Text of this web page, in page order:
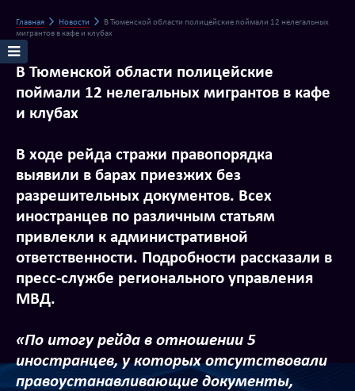
Главная Новости
В Тюменской области полицейские поймали 12 нелегальных
мигрантов в кафе и клубах
В Тюменской области полицейские
поймали 12 нелегальных мигрантов в кафе
и клубах
В ходе рейда стражи правопорядка
выявили в барах приезжих без
разрешительных документов. Всех
иностранцев по различным статьям
привлекли к административной
ответственности. Подробности рассказали в
пресс-службе регионального управления
МВД.
«По итогу рейда в отношении 5
иностранцев, у которых отсутствовали
правоустанавливающие документы,